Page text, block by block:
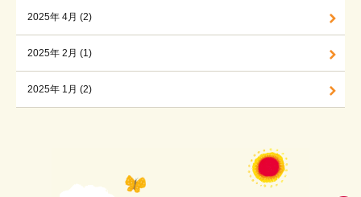
2025年 4月 (2)
2025年 2月 (1)
2025年 1月 (2)